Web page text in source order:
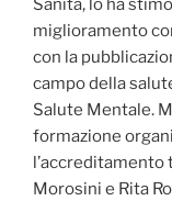
Sanità, lo ha
miglioramento
con la
campo della
Salute Mentale.
formazione
Morosini e Rita